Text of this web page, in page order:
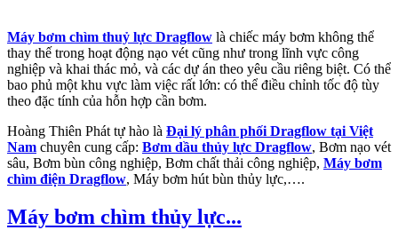
Máy bơm chìm thuỷ lực Dragflow là chiếc máy bơm không thể
thay thế trong hoạt động nạo vét cũng như trong lĩnh vực công
nghiệp và khai thác mỏ, và các dự án theo yêu cầu riêng biệt. Có thể
bao phủ một khu vực làm việc rất lớn: có thể điều chỉnh tốc độ tùy
theo đặc tính của hỗn hợp cần bơm.
Hoàng Thiên Phát tự hào là Đại lý phân phối Dragflow tại Việt
Nam chuyên cung cấp: Bơm dầu thủy lực Dragflow, Bơm nạo vét
sâu, Bơm bùn công nghiệp, Bơm chất thải công nghiệp, Máy bơm
chìm điện Dragflow, Máy bơm hút bùn thủy lực,….
Máy bơm chìm thủy lực...